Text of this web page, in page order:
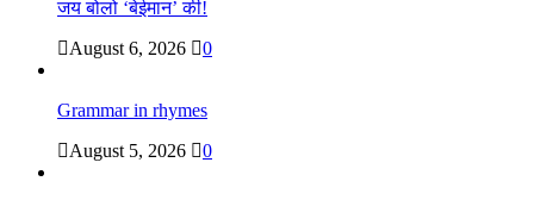
जय बोलो ‘बेईमान’ की!
August 6, 2026
0
Grammar in rhymes
August 5, 2026
0